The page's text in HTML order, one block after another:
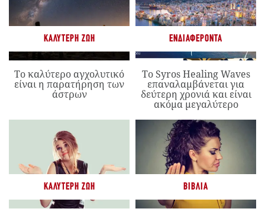
ΚΑΛΎΤΕΡΗ ΖΩΉ
Το καλύτερο αγχολυτικό
είναι η παρατήρηση των
άστρων
ΕΝΔΙΑΦΈΡΟΝΤΑ
Το Syros Healing Waves
επαναλαμβάνεται για
δεύτερη χρονιά και είναι
ακόμα μεγαλύτερο
ΚΑΛΎΤΕΡΗ ΖΩΉ ΒΙΒΛΊΑ